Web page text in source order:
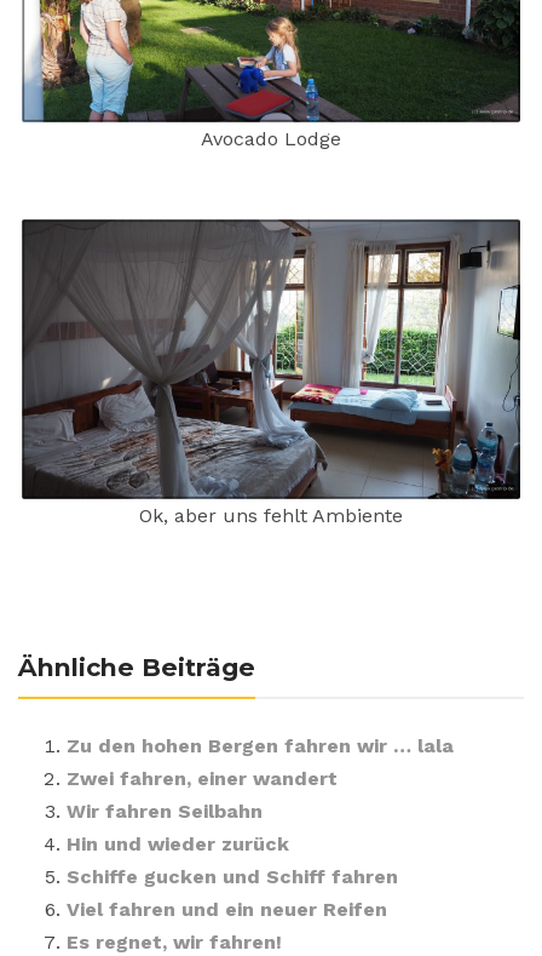
Avocado Lodge
Ok, aber uns fehlt Ambiente
Ähnliche Beiträge
Zu den hohen Bergen fahren wir … lala
Zwei fahren, einer wandert
Wir fahren Seilbahn
Hin und wieder zurück
Schiffe gucken und Schiff fahren
Viel fahren und ein neuer Reifen
Es regnet, wir fahren!